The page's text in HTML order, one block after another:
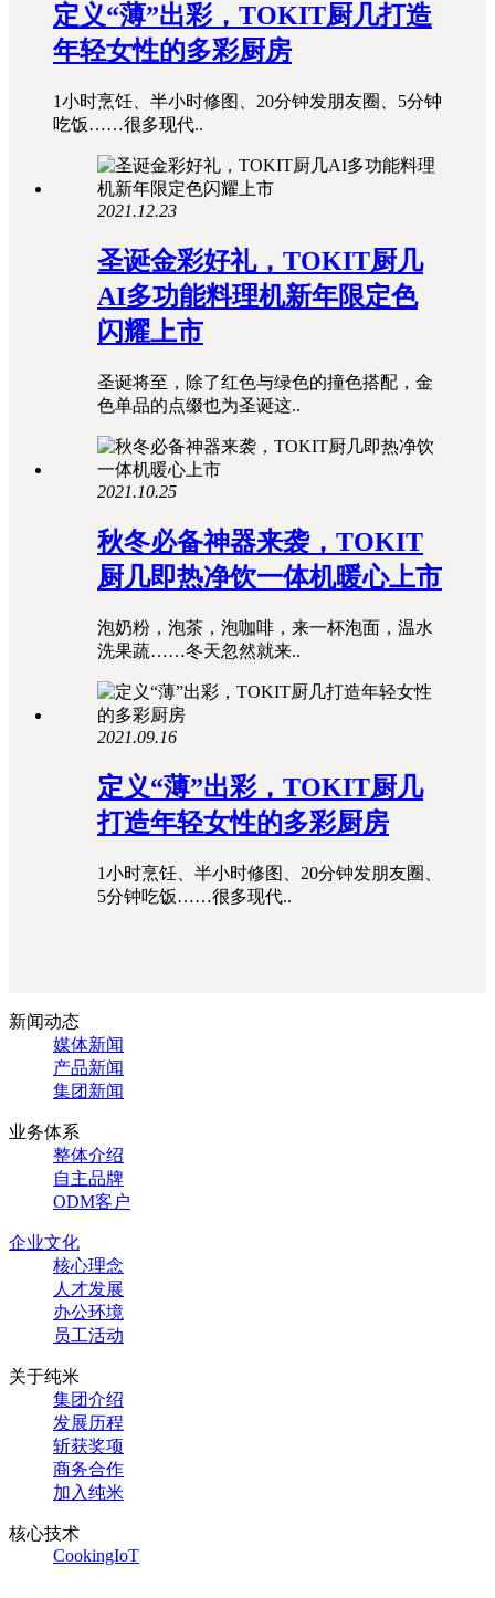
定义“薄”出彩，TOKIT厨几打造
年轻女性的多彩厨房
1小时烹饪、半小时修图、20分钟发朋友圈、5分钟
吃饭……很多现代..
2021.12.23
圣诞金彩好礼，TOKIT厨几
AI多功能料理机新年限定色
闪耀上市
圣诞将至，除了红色与绿色的撞色搭配，金
色单品的点缀也为圣诞这..
2021.10.25
秋冬必备神器来袭，TOKIT
厨几即热净饮一体机暖心上市
泡奶粉，泡茶，泡咖啡，来一杯泡面，温水
洗果蔬……冬天忽然就来..
2021.09.16
定义“薄”出彩，TOKIT厨几
打造年轻女性的多彩厨房
1小时烹饪、半小时修图、20分钟发朋友圈、
5分钟吃饭……很多现代..
新闻动态
媒体新闻
产品新闻
集团新闻
业务体系
整体介绍
自主品牌
ODM客户
企业文化
核心理念
人才发展
办公环境
员工活动
关于纯米
集团介绍
发展历程
斩获奖项
商务合作
加入纯米
核心技术
CookingIoT